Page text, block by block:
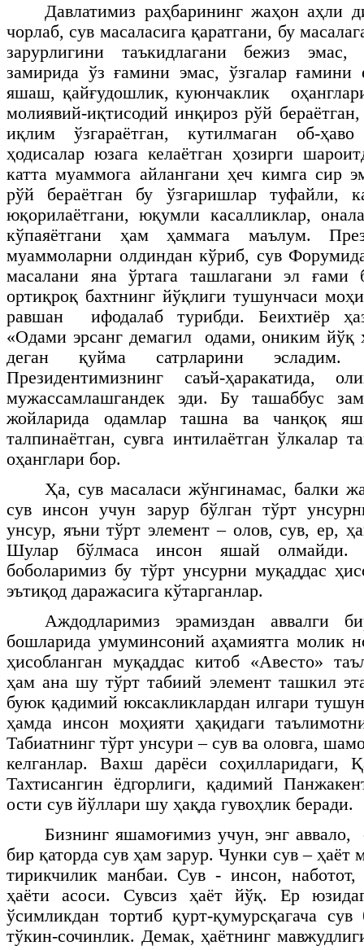
Давлатимиз раҳбарининг жаҳон аҳли
чорлаб, сув масаласига қаратгани, бу
зарурлигини таъкидлагани бежиз
замирида ўз ғамини эмас, ўзгалар
яшаш, қайғудошлик, куюнчаклик
молиявий-иқтисодий инқироз рўй
иқлим ўзгараётган, кутилмаган об-
ҳодисалар юзага келаётган ҳозирги
катта муаммога айлангани ҳеч кимга сир
рўй бераётган бу ўзгаришлар туфайли,
юқорилаётгани, юқумли касалликлар,
кўпаяётгани ҳам ҳаммага маълум.
муаммоларни олдиндан кўриб, сув
масалани яна ўртага ташлагани эл
ортиқроқ бахтнинг йўқлиги тушунчаси
равшан ифодалаб турибди. Беихтиёр
«Одами эрсанг демагил одами, ониким йўқ
деган қуйма сатрларини
Президентимизнинг саъй-ҳаракатида,
мужассамлашгандек эди. Бу ташаббус
жойларида одамлар ташна ва чанқоқ
талпинаётган, сувга интилаётган ўлкалар
оҳанглари бор.
Ҳа, сув масаласи жўнгинамас, балки
сув инсон учун зарур бўлган тўрт
унсур, яъни тўрт элемент – олов, сув, ер,
Шулар бўлмаса инсон яшай
боболаримиз бу тўрт унсурни муқаддас
эътиқод даражасига кўтарганлар.
Аждодларимиз эрамиздан аввалги
бошларида умуминсоний аҳамиятга молик
ҳисобланган муқаддас китоб «Авесто»
ҳам ана шу тўрт табиий элемент ташкил
буюк қадимий юксакликлардан илгари
ҳамда инсон моҳияти ҳақидаги
Табиатнинг тўрт унсури – сув ва оловга,
келганлар. Вахш дарёси соҳилларидаги,
Тахтисангин ёдгорлиги, қадимий
ости сув йўллари шу ҳақда гувоҳлик беради.
Бизнинг яшамоғимиз учун, энг
бир қаторда сув ҳам зарур. Чунки сув –
тирикчилик манбаи. Сув - инсон, наботот,
ҳаёти асоси. Сувсиз ҳаёт йўқ. Ер
ўсимликдан тортиб қурт-қумурсқагача
тўкин-сочинлик. Демак, ҳаётнинг